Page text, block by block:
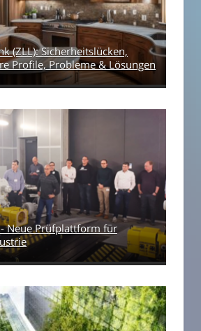
(ZLL): Sicherheitslücken,
Profile, Probleme & Lösungen
Neue Prüfplattform für